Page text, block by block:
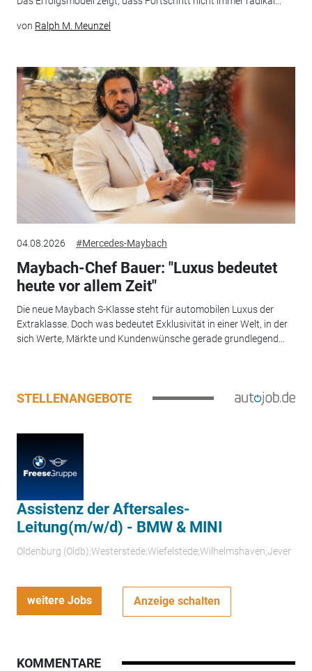
von Ralph M. Meunzel
04.08.2026 #Mercedes-Maybach
Maybach-Chef Bauer: "Luxus bedeutet
heute vor allem Zeit"
Die neue Maybach S-Klasse steht für automobilen Luxus der
Extraklasse. Doch was bedeutet Exklusivität in einer Welt, in der
sich Werte, Märkte und Kundenwünsche gerade grundlegend...
STELLENANGEBOTE
Assistenz der Aftersales-
Leitung(m/w/d) - BMW & MINI
Oldenburg (Oldb);Westerstede;Wiefelstede;Wilhelmshaven;Jever
weitere Jobs Anzeige schalten
KOMMENTARE